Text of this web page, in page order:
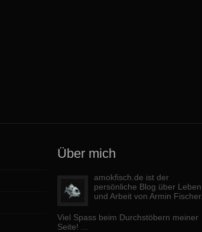
Über mich
amokfisch.de ist der
persönliche Blog über Leben
und Arbeit von Armin Fischer.
Viel Spass beim Durchstöbern meiner
Seite!